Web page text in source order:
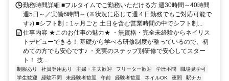
勤務時間詳細 ■フルタイムでご勤務いただける方 週30時間～40時間
週5日～／実働6時間～ (※状況に応じて週４日勤務でもご対応可能で
す♪) ■シフト制：1ヶ月ごと 土日を含む営業時間の中でシフト制...
仕事内容 ★このお仕事の魅力★ ・無資格・完全未経験からネイリス
トデビューできる！ 基礎から学べる研修制度が整っているので、初
めての方でも安心です♪ ・充実のステップ別研修で安心してスター
ト！ 技...
制服あり 社員登用あり 主婦・主夫歓迎 フリーター歓迎 学歴不問
職場見学可
学生歓迎
経験不問 未経験者歓迎 午前 経験者歓迎 ネイルOK 夜間
駅ナカ